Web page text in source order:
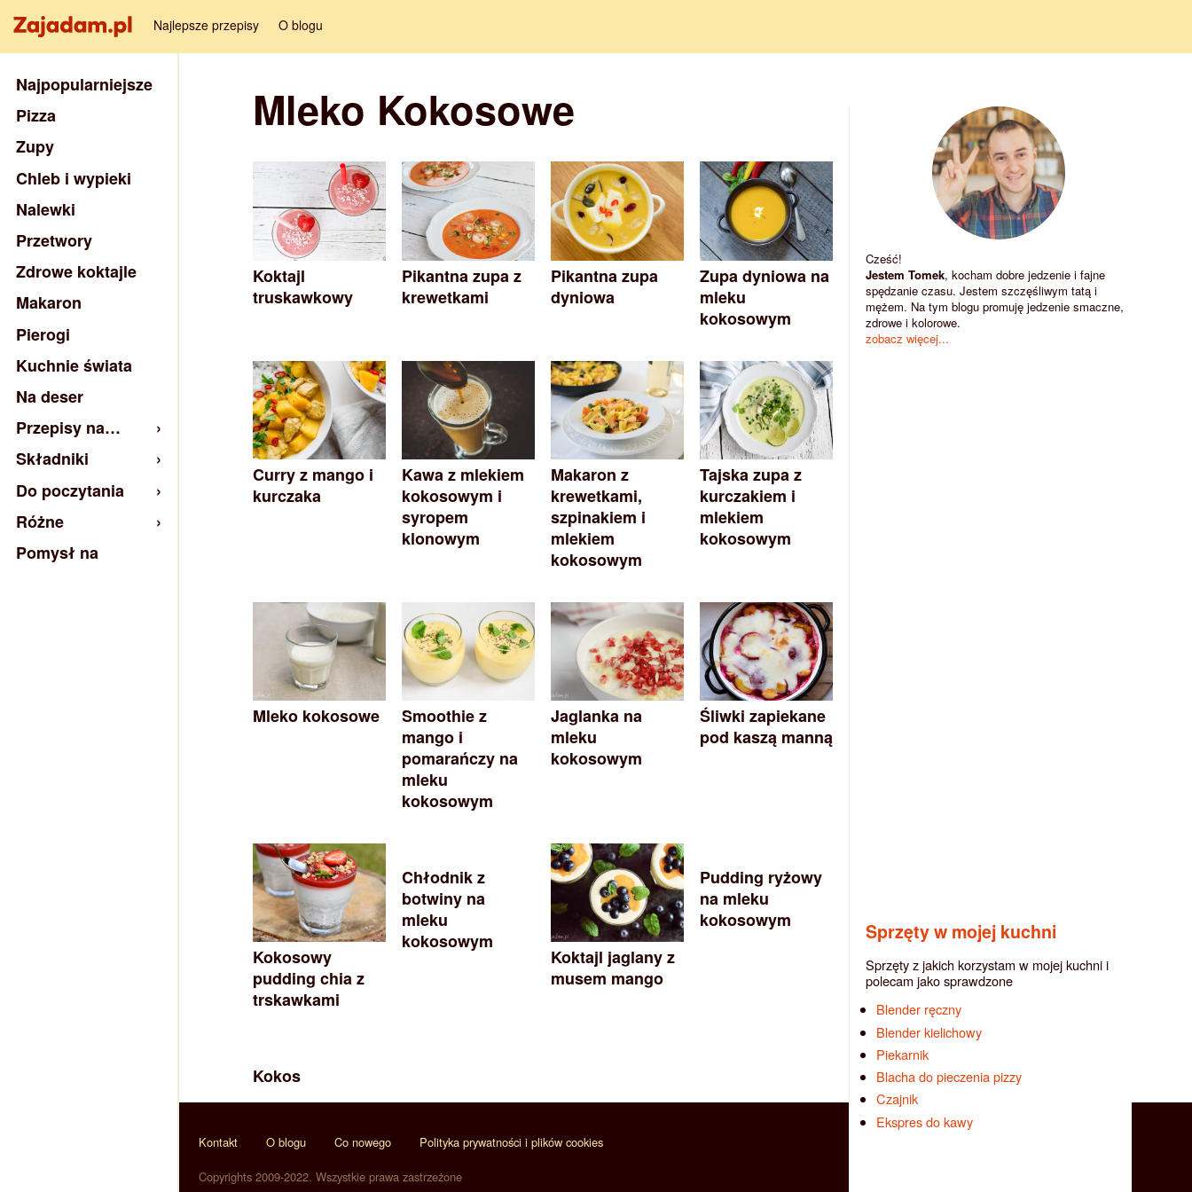
Najlepsze przepisy O blogu
Mleko Kokosowe
Koktajl
truskawkowy
Pikantna zupa z
krewetkami
Pikantna zupa
dyniowa
Zupa dyniowa na
mleku
kokosowym
Curry z mango i
kurczaka
Kawa z mlekiem
kokosowym i
syropem
klonowym
Makaron z
krewetkami,
szpinakiem i
mlekiem
kokosowym
Tajska zupa z
kurczakiem i
mlekiem
kokosowym
Mleko kokosowe
Smoothie z
mango i
pomarańczy na
mleku
kokosowym
Jaglanka na
mleku
kokosowym
Śliwki zapiekane
pod kaszą manną
Kokosowy
pudding chia z
trskawkami
Chłodnik z
botwiny na
mleku
kokosowym
Koktajl jaglany z
musem mango
Pudding ryżowy
na mleku
kokosowym
Kokos
Najpopularniejsze
Pizza
Zupy
Chleb i wypieki
Nalewki
Przetwory
Zdrowe koktajle
Makaron
Pierogi
Kuchnie świata
Na deser
Przepisy na…
Składniki
Do poczytania
Różne
Pomysł na
Cześć!
Jestem Tomek, kocham dobre jedzenie i fajne
spędzanie czasu. Jestem szczęśliwym tatą i
mężem. Na tym blogu promuję jedzenie smaczne,
zdrowe i kolorowe.
zobacz więcej...
Sprzęty w mojej kuchni
Sprzęty z jakich korzystam w mojej kuchni i
polecam jako sprawdzone
Blender ręczny
Blender kielichowy
Piekarnik
Blacha do pieczenia pizzy
Czajnik
Ekspres do kawy
Kontakt O blogu Co nowego Polityka prywatności i plików cookies
Copyrights 2009-2022. Wszystkie prawa zastrzeżone